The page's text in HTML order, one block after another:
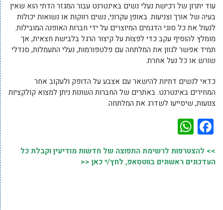
עוד יתרון של רכישת נעלי נשים באינטרנט עבור המגזר הדתי הוא שאין
בעיה של אורך וצניעות. באופן עקרוני, נשים רווקות או נשואות יכולות
לנעול את כל סוגי הדגמים המיוצרים על ידי חברות האופנה המובילות.
מומלץ להוסיף עקב כדי לפצות על קיצור הרגל בלבישת חצאית, אך
תמיד אפשר לגוון את המלתחה עם פלטפורמות, נעלי התעמלות, סנדלי
שורש או כל נעל אחרת.
כדאי לנשים דתיות להישאר עם אצבע על הדופק ולעקוב אחר
המחירים באינטרנט. באתרים של החברות השונות ניתן למצוא קולקציות
צנועות, שיסייעו לשדרג את המלתחה.
Facebook
>> להצטרפות לרשימת התפוצה של חדשות מודיעין וקבלת כל
העדכונים ראשונים בווטסאפ, לחץ/י כאן <<